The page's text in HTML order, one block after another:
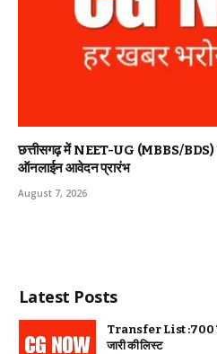
छत्तीसगढ़ में NEET-UG (MBBS/BDS)
ऑनलाईन आवेदन प्रारंभ
August 7, 2026
Latest Posts
Transfer List :700
जारी की लिस्ट